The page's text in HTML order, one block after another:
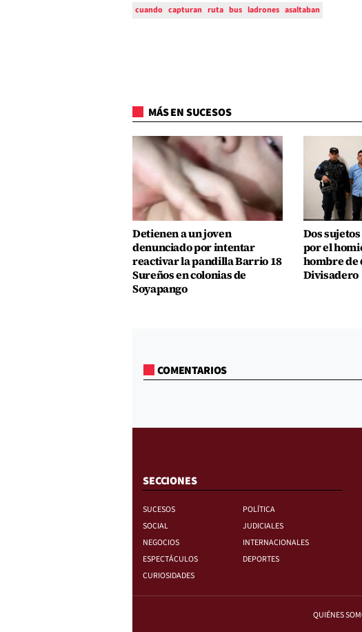
cuando capturan ruta bus ladrones asaltaban
MÁS EN SUCESOS
Detienen a un joven
denunciado por intentar
reactivar la pandilla Barrio 18
Sureños en colonias de
Soyapango
Dos
por el
hombre de
Divisadero
COMENTARIOS
SECCIONES
SUCESOS
POLÍTICA
SOCIAL
JUDICIALES
NEGOCIOS
INTERNACIONALES
ESPECTÁCULOS
DEPORTES
CURIOSIDADES
QUIÉNES